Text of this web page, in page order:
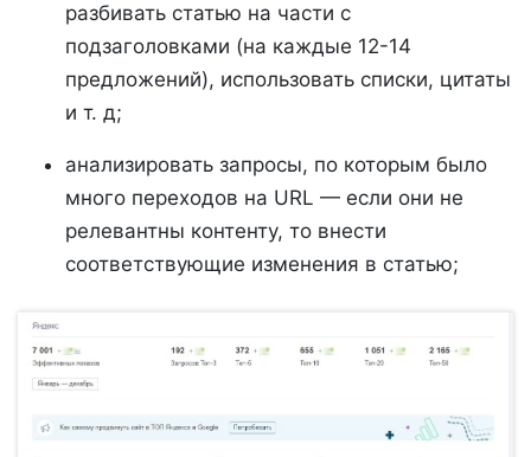
разбивать статью на части с
подзаголовками (на каждые 12-14
предложений), использовать списки, цитаты
и т. д;
анализировать запросы, по которым было
много переходов на URL — если они не
релевантны контенту, то внести
соответствующие изменения в статью;